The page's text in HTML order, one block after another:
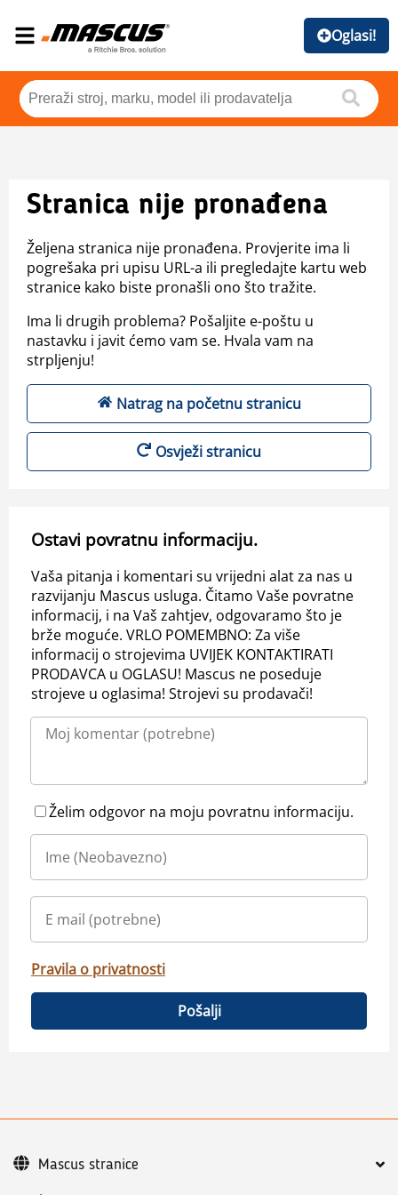
Oglasi!
Stranica nije pronađena
Željena stranica nije pronađena. Provjerite ima li
pogrešaka pri upisu URL-a ili pregledajte kartu web
stranice kako biste pronašli ono što tražite.
Ima li drugih problema? Pošaljite e-poštu u
nastavku i javit ćemo vam se. Hvala vam na
strpljenju!
Natrag na početnu stranicu
Osvježi stranicu
Ostavi povratnu informaciju.
Vaša pitanja i komentari su vrijedni alat za nas u
razvijanju Mascus usluga. Čitamo Vaše povratne
informacij, i na Vaš zahtjev, odgovaramo što je
brže moguće. VRLO POMEMBNO: Za više
informacij o strojevima UVIJEK KONTAKTIRATI
PRODAVCA u OGLASU! Mascus ne poseduje
strojeve u oglasima! Strojevi su prodavači!
Želim odgovor na moju povratnu informaciju.
Pravila o privatnosti
Pošalji
Mascus stranice